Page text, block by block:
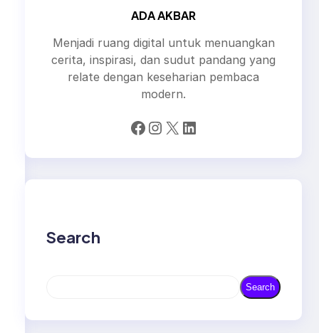
ADA AKBAR
Menjadi ruang digital untuk menuangkan
cerita, inspirasi, dan sudut pandang yang
relate dengan keseharian pembaca
modern.
Facebook Instagram X LinkedIn
Search
r
Search